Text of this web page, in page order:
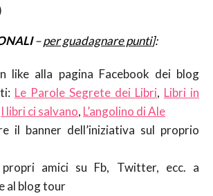
–per guadagnare punti]:
like alla pagina Facebook dei blog
Le Parole Segrete dei Libri, Libri in
I libri ci salvano, L’angolino di Ale
il banner dell’iniziativa sul proprio
amici su Fb, Twitter, ecc. a
al blog tour